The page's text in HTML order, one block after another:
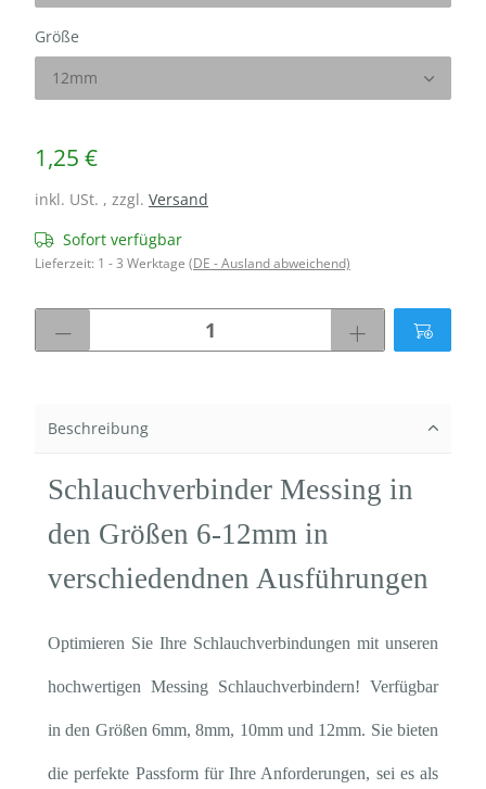
Größe
12mm
1,25 €
inkl. USt. , zzgl. Versand
Sofort verfügbar
Lieferzeit: 1 - 3 Werktage (DE - Ausland abweichend)
Beschreibung
Schlauchverbinder Messing in
den Größen 6-12mm in
verschiedendnen Ausführungen
Optimieren Sie Ihre Schlauchverbindungen mit unseren
hochwertigen Messing Schlauchverbindern! Verfügbar
in den Größen 6mm, 8mm, 10mm und 12mm. Sie bieten
die perfekte Passform für Ihre Anforderungen, sei es als